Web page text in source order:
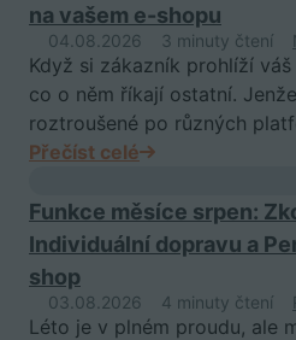
na vašem e-shopu
04.08.2026 3 minuty čtení
Když si zákazník prohlíží
co o něm říkají ostatní.
roztroušené po různých
Přečíst celé
Funkce měsíce srpen:
Individuální dopravu a
shop
03.08.2026 4 minuty čtení
Léto je v plném proudu, ale